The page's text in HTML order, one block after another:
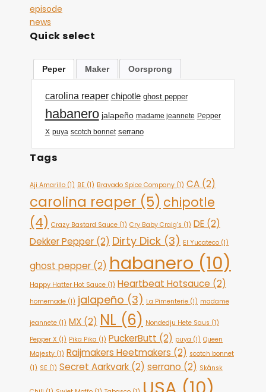
episode
news
Quick select
Peper Maker Oorsprong
carolina reaper chipotle ghost pepper
habanero jalapeño madame jeannete Pepper
X puya scotch bonnet serrano
Tags
Aji Amarillo (1) BE (1) Bravado Spice Company (1) CA (2)
carolina reaper (5) chipotle
(4) Crazy Bastard Sauce (1) Cry Baby Craig's (1) DE (2)
Dekker Pepper (2) Dirty Dick (3) El Yucateco (1)
ghost pepper (2) habanero (10)
Happy Hatter Hot Sauce (1) Heartbeat Hotsauce (2)
homemade (1) jalapeño (3) La Pimenterie (1) madame
jeannete (1) MX (2) NL (6) Nondedju Hete Saus (1)
Pepper X (1) Pika Pika (1) PuckerButt (2) puya (1) Queen
Majesty (1) Raijmakers Heetmakers (2) scotch bonnet
(1) SE (1) Secret Aarkvark (2) serrano (2) Skånsk